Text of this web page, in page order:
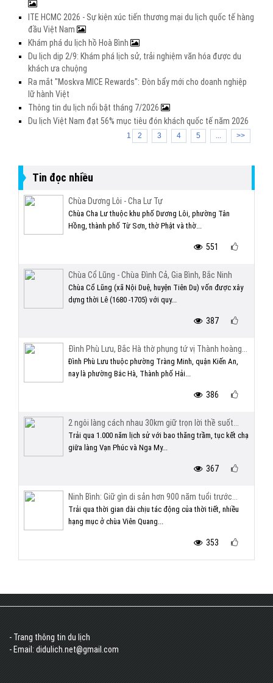
ITE HCMC 2026 - Sự kiện xúc tiến thương mại du lịch quốc tế hàng
đầu Việt Nam
Khám phá du lịch hồ Hoà Bình
Du lịch dịp 2/9: Khám phá lịch sử, trải nghiệm văn hóa được du
khách ưa chuộng
Ra mắt "Moskva MICE Rewards": Đòn bẩy mới cho doanh nghiệp
lữ hành Việt
Thông tin du lịch nổi bật tháng 7/2026
Du lịch Việt Nam đạt 56% mục tiêu đón khách quốc tế năm 2026
1 2 3 4 5 ... >>
Tin đọc nhiều
Chùa Dương Lôi - Cha Lư Tự
Chùa Cha Lư thuộc khu phố Dương Lôi, phường Tân
Hồng, thành phố Từ Sơn, thờ Phật và thờ...
551
Chùa Cổ Lũng - Chùa Đình Cả, Gia Bình, Bắc Ninh
Chùa Cổ Lũng (xã Nội Duệ, huyện Tiên Du) vốn được xây
dựng thời Lê (1680 -1705) với quy...
387
Đình Phù Lưu, Bắc Hà thờ phụng tứ vị Thành hoàng...
Đình Phù Lưu thuộc phường Tràng Minh, quận Kiến An,
nay là phường Bắc Hà, Thành phố Hải...
386
2 ngôi làng cách nhau 30km giữ trọn lời thề suốt...
Trải qua 1.000 năm lịch sử với bao thăng trầm, tục kết chạ
giữa làng Vạn Phúc và Nga My...
367
Ninh Bình: Giữ gìn di sản hơn 900 năm tuổi trước...
Trải qua thời gian dài chịu tác động của thời tiết, nhiều
hạng mục ở chùa Viên Quang...
353
- Trang thông tin du lịch
- Email: didulich.net@gmail.com